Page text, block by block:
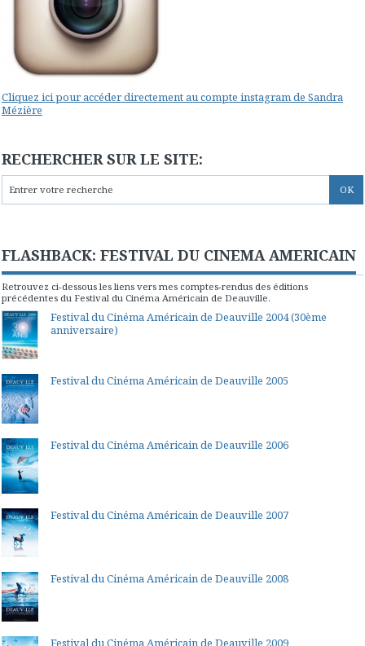
Cliquez ici pour accéder directement au compte instagram de Sandra
Mézière
RECHERCHER SUR LE SITE:
FLASHBACK: FESTIVAL DU CINEMA AMERICAIN
Retrouvez ci-dessous les liens vers mes comptes-rendus des éditions
précédentes du Festival du Cinéma Américain de Deauville.
Festival du Cinéma Américain de Deauville 2004 (30ème
anniversaire)
Festival du Cinéma Américain de Deauville 2005
Festival du Cinéma Américain de Deauville 2006
Festival du Cinéma Américain de Deauville 2007
Festival du Cinéma Américain de Deauville 2008
Festival du Cinéma Américain de Deauville 2009